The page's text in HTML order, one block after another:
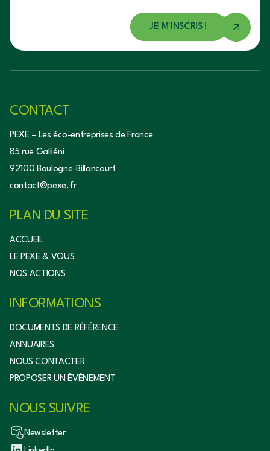
CONTACT
PEXE – Les éco-entreprises de France
85 rue Galliéni
92100 Boulogne-Billancourt
contact@pexe.fr
PLAN DU SITE
ACCUEIL
LE PEXE & VOUS
NOS ACTIONS
INFORMATIONS
DOCUMENTS DE RÉFÉRENCE
ANNUAIRES
NOUS CONTACTER
PROPOSER UN ÉVÈNEMENT
NOUS SUIVRE
Newsletter